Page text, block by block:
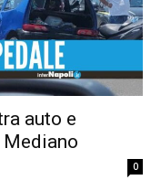
auto e
Mediano
0